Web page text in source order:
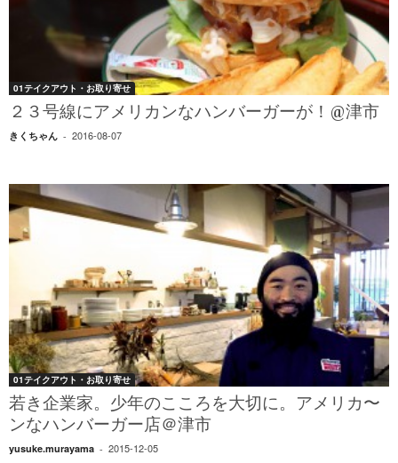
01テイクアウト・お取り寄せ
２３号線にアメリカンなハンバーガーが！@津市
きくちゃん - 2016-08-07
01テイクアウト・お取り寄せ
若き企業家。少年のこころを大切に。アメリカ〜
ンなハンバーガー店＠津市
yusuke.murayama - 2015-12-05